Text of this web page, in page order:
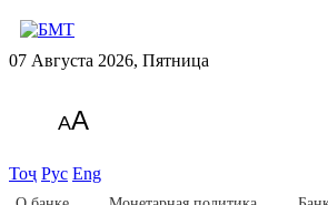
07 Августа 2026, Пятница
AA
Тоҷ Рус Eng